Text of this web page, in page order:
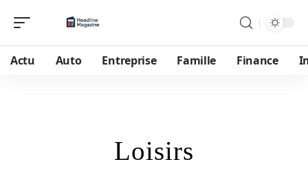
Actu Auto Entreprise Famille Finance
Loisirs